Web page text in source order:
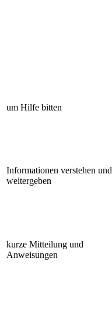
um Hilfe bitten
Informationen verstehen und
weitergeben
kurze Mitteilung und
Anweisungen